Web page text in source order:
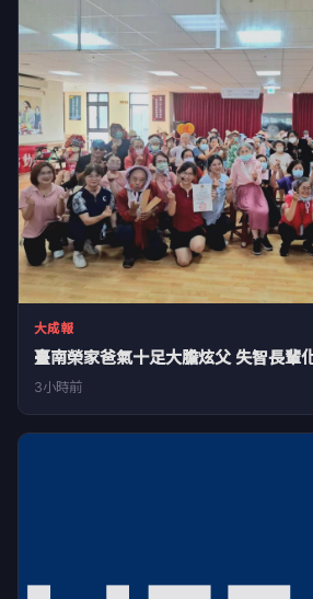
大成報
臺南榮家爸氣十足大膽炫父 失智長輩
3小時前